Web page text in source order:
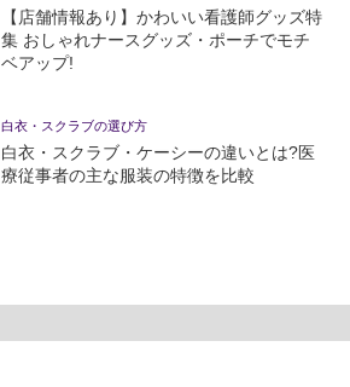
【店舗情報あり】かわいい看護師グッズ特
集 おしゃれナースグッズ・ポーチでモチ
ベアップ!
白衣・スクラブの選び方
白衣・スクラブ・ケーシーの違いとは?医
療従事者の主な服装の特徴を比較